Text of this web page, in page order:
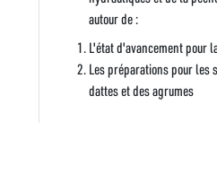
autour de :
L'état d'avancement pour
Les préparations pour les
dattes et des agrumes